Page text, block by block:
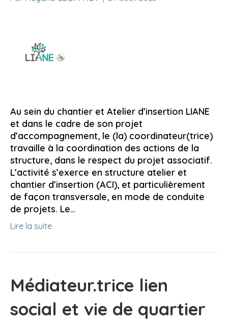
Au sein du chantier et Atelier d’insertion LIANE
et dans le cadre de son projet
d’accompagnement, le (la) coordinateur(trice)
travaille à la coordination des actions de la
structure, dans le respect du projet associatif.
L’activité s’exerce en structure atelier et
chantier d’insertion (ACI), et particulièrement
de façon transversale, en mode de conduite
de projets. Le…
Lire la suite
Médiateur.trice lien
social et vie de quartier